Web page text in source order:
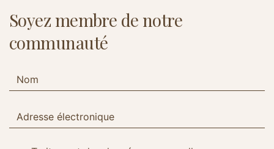
Soyez membre de notre
communauté